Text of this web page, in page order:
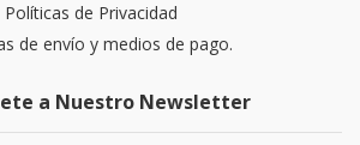
Políticas de Privacidad
de envío y medios de pago.
a Nuestro Newsletter